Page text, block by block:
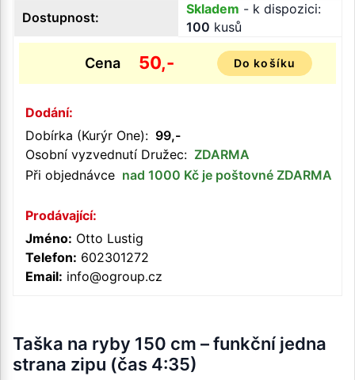
Dostupnost:
Skladem - k dispozici:
100 kusů
Cena 50,- Do košíku
Dodání:
Dobírka (Kurýr One): 99,-
Osobní vyzvednutí Družec: ZDARMA
Při objednávce nad 1000 Kč je poštovné ZDARMA
Prodávající:
Jméno: Otto Lustig
Telefon: 602301272
Email: info@ogroup.cz
Taška na ryby 150 cm – funkční jedna
strana zipu (čas 4:35)